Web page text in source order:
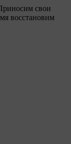
свои
восстановим